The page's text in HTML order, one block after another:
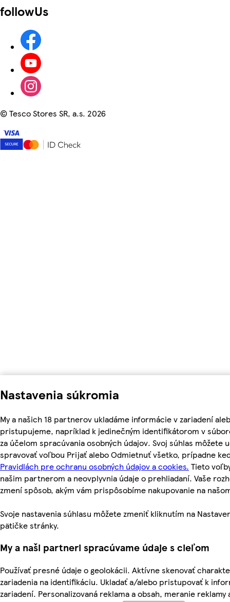
Nastavenia súkromia
My a našich 18 partnerov ukladáme informácie v zariadení
pristupujeme, napríklad k jedinečným identifikátorom v
za účelom spracúvania osobných údajov. Svoj súhlas môžete
spravovať voľbou Prijať alebo Odmietnuť všetko, prípadne
Pravidlách pre ochranu osobných údajov a cookies. Tieto
našim partnerom a neovplyvnia údaje o prehliadaní. Vaše
zmení spôsob, akým vám prispôsobíme nakupovanie na
Svoje nastavenia súhlasu môžete zmeniť kliknutím na
pätičke stránky.
My a naši partneri spracúvame údaje s cieľom
Používať presné údaje o geolokácii. Aktívne skenovať
zariadenia na identifikáciu. Ukladať a/alebo pristupovať k
zariadení. Personalizovaná reklama a obsah, meranie reklamy
followUs
©Tesco Stores SR, a.s. 2026